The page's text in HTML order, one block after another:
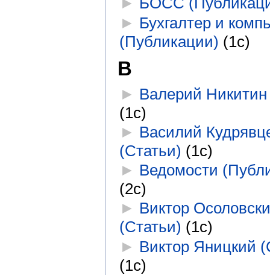
► Бухгалтер и
(Публикации) (1с)
В
► Валерий
(1с)
► Василий
(Статьи) (1с)
► Ведомости
(2с)
► Виктор
(Статьи) (1с)
► Виктор Яницкий
(1с)